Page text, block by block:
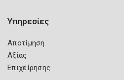
Υπηρεσίες
Αποτίμηση
Αξίας
Επιχείρησης